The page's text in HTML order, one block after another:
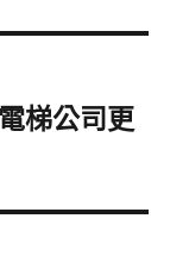
梯公司更